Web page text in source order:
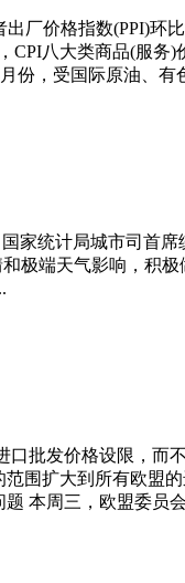
厂价格指数(PPI)环比
八大类商品(服务)
份，受国际原油、有
家统计局城市司首席
端天气影响，积极
口批发价格设限，而
围扩大到所有欧盟
本周三，欧盟委员